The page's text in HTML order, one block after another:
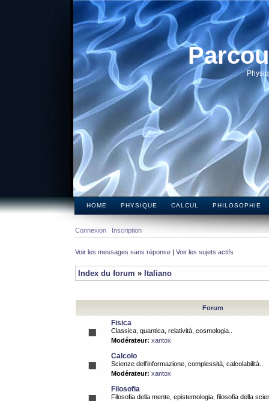
HOME PHYSIQUE CALCUL PHILOSOPHIE
Connexion Inscription
Voir les messages sans réponse | Voir les sujets actifs
Index du forum » Italiano
Forum
Fisica
Classica, quantica, relatività, cosmologia..
Modérateur: xantox
Calcolo
Scienze dell'informazione, complessità, calcolabilità..
Modérateur: xantox
Filosofia
Filosofia della mente, epistemologia, filosofia della